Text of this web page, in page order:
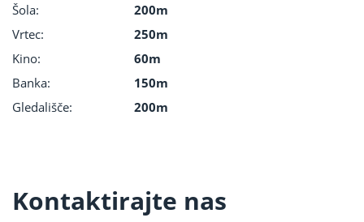
Šola:
200m
Vrtec:
250m
Kino:
60m
Banka:
150m
Gledališče:
200m
Kontaktirajte nas